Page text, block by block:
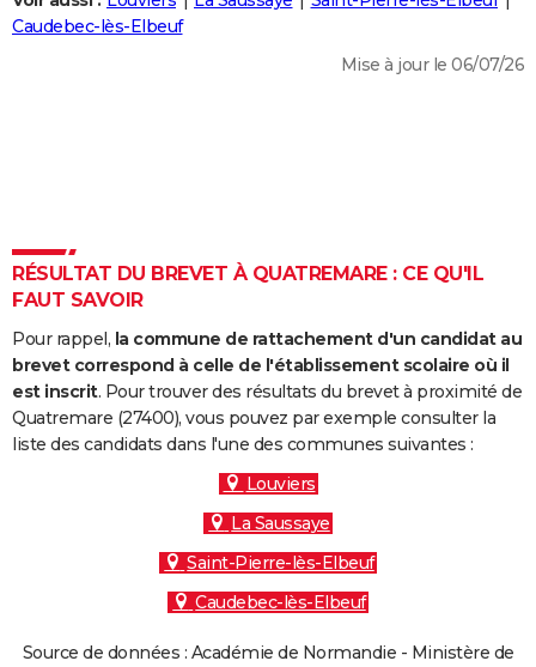
Destinations
City break
Voyage nature
Voyage de noces
Forum
Climat
+
PHOTO
Dictionnaire
Biographies
Citations
Expressions
Proverbes
PROGRAMME TV
S'inscrire
Se connecter
Lycées
Collèges
Primaires
Universités
Entreprises
Service militaire
Avis de recherche
AVIS DE DÉCÈS
FORUM
Caudebec-lès-Elbeuf
Mise à jour le 06/07/26
RÉSULTAT DU BREVET À QUATREMARE : CE QU'IL
FAUT SAVOIR
Pour rappel, la commune de rattachement d'un candidat au
brevet correspond à celle de l'établissement scolaire où il
est inscrit. Pour trouver des résultats du brevet à proximité de
Quatremare (27400), vous pouvez par exemple consulter la
liste des candidats dans l'une des communes suivantes :
Louviers
La Saussaye
Saint-Pierre-lès-Elbeuf
Caudebec-lès-Elbeuf
Source de données : Académie de Normandie - Ministère de